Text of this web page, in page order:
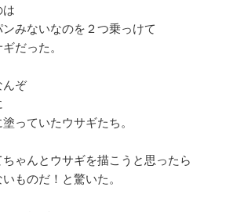
みないなのを２つ乗っけて
だった。
んぞ
っていたウサギたち。
ゃんとウサギを描こうと思ったら
ものだ！と驚いた。